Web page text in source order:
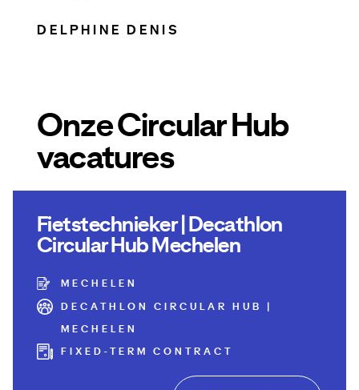
DELPHINE DENIS
Onze Circular Hub
vacatures
Fietstechnieker | Decathlon
Circular Hub Mechelen
MECHELEN
DECATHLON CIRCULAR HUB |
MECHELEN
FIXED-TERM CONTRACT